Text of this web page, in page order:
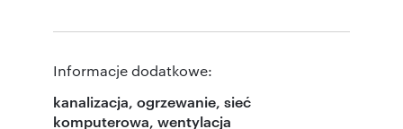
Informacje dodatkowe:
kanalizacja, ogrzewanie, sieć
komputerowa, wentylacja